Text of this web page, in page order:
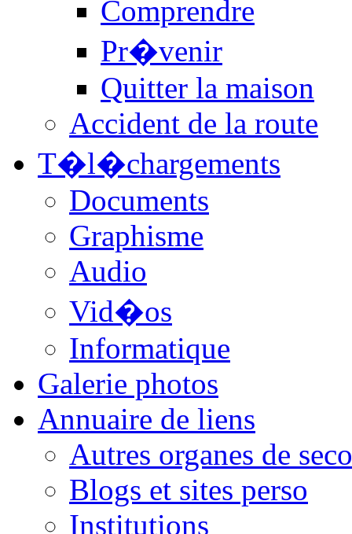
Comprendre
Pr�venir
Quitter la maison
Accident de la route
T�l�chargements
Documents
Graphisme
Audio
Vid�os
Informatique
Galerie photos
Annuaire de liens
Autres organes de
Blogs et sites perso
Institutions